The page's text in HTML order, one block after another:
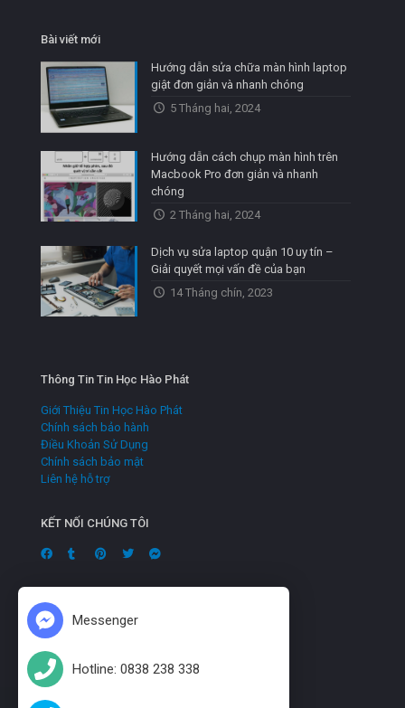
Bài viết mới
Hướng dẫn sửa chữa màn hình laptop
giật đơn giản và nhanh chóng
5 Tháng hai, 2024
Hướng dẫn cách chụp màn hình trên
Macbook Pro đơn giản và nhanh
chóng
2 Tháng hai, 2024
Dịch vụ sửa laptop quận 10 uy tín –
Giải quyết mọi vấn đề của bạn
14 Tháng chín, 2023
Thông Tin Tin Học Hào Phát
Giới Thiệu Tin Học Hào Phát
Chính sách bảo hành
Điều Khoản Sử Dụng
Chính sách bảo mật
Liên hệ hỗ trợ
KẾT NỐI CHÚNG TÔI
Messenger
Hotline: 0838 238 338